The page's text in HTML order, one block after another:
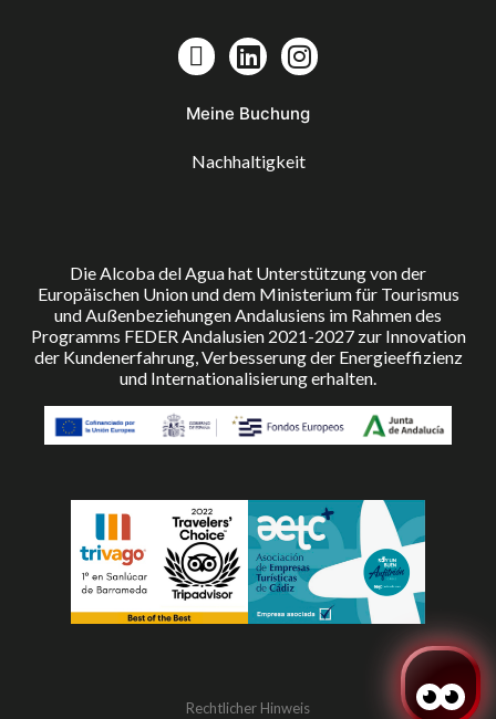
Meine Buchung
Nachhaltigkeit
Die Alcoba del Agua hat Unterstützung von der
Europäischen Union und dem Ministerium für Tourismus
und Außenbeziehungen Andalusiens im Rahmen des
Programms FEDER Andalusien 2021-2027 zur Innovation
der Kundenerfahrung, Verbesserung der Energieeffizienz
und Internationalisierung erhalten.
Rechtlicher Hinweis